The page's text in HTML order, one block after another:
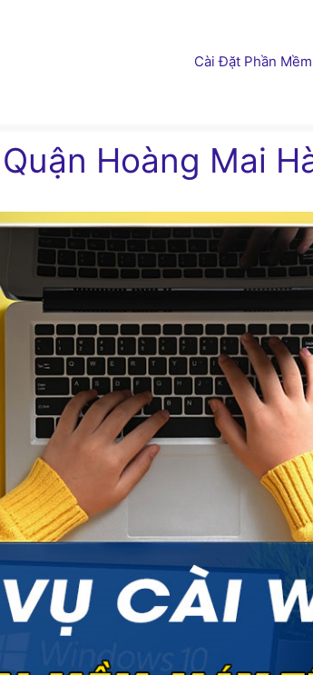
Cài Đặt Phần
Hoàng Mai